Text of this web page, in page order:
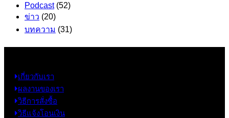
Podcast(52)
ข่าว (20)
บทความ (31)
เกี่ยวกับเรา
ผลงานของเรา
วิธีการสั่งซื้อ
วิธีแจ้งโอนเงิน